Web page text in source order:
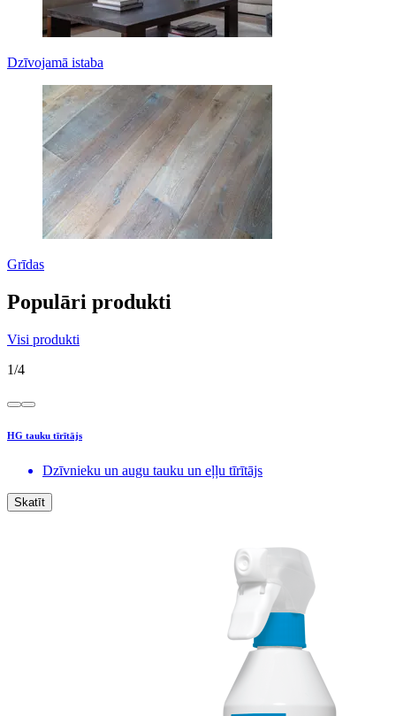
Dzīvojamā istaba
Grīdas
Populāri produkti
Visi produkti
1/4
HG tauku tīrītājs
Dzīvnieku un augu tauku un eļļu tīrītājs
Skatīt